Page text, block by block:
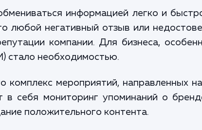
информацией легко и
любой негативный отзыв или
компании. Для бизнеса,
стало необходимостью.
комплекс мероприятий, направленных
себя мониторинг упоминаний о
положительного контента.